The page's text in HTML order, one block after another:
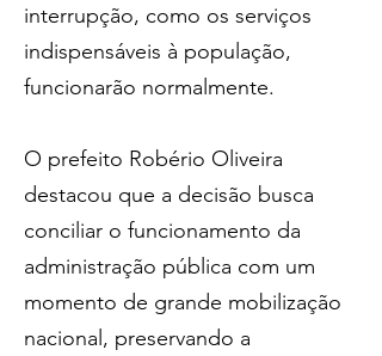
interrupção, como os serviços
indispensáveis à população,
funcionarão normalmente.
O prefeito Robério Oliveira
destacou que a decisão busca
conciliar o funcionamento da
administração pública com um
momento de grande mobilização
nacional, preservando a